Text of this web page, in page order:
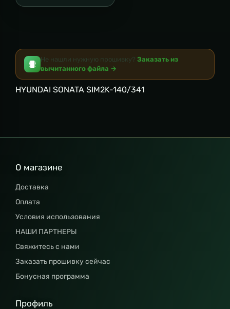
Не нашли нужную прошивку? Заказать из
вычитанного файла →
HYUNDAI SONATA SIM2K-140/341
О магазине
Доставка
Оплата
Условия использования
НАШИ ПАРТНЕРЫ
Свяжитесь с нами
Заказать прошивку сейчас
Бонусная программа
Профиль